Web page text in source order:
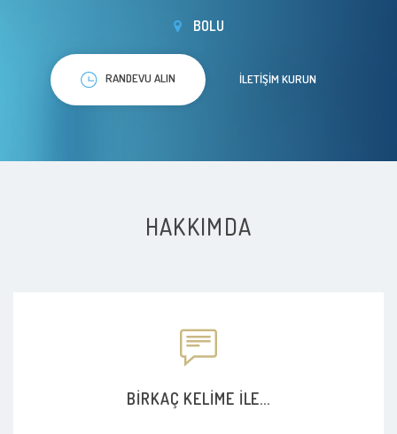
BOLU
RANDEVU ALIN İLETIŞIM KURUN
HAKKIMDA
BIRKAÇ KELIME ILE...